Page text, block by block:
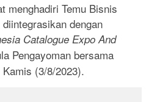
menghadiri Temu Bisnis
dengan
Catalogue Expo And
Pengayoman bersama
(3/8/2023).